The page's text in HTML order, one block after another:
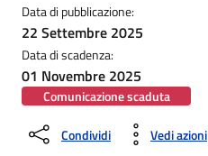
Data di pubblicazione:
22 Settembre 2025
Data di scadenza:
01 Novembre 2025
Comunicazione scaduta
Condividi Vedi azioni